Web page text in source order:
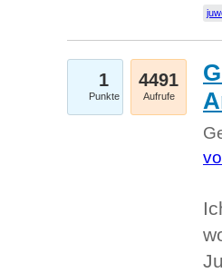
1
Punkte
4491
Aufrufe